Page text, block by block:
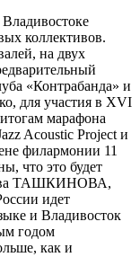
коллективов.
на двух
«Контрабанда» и
для участия в XVI
марафона
Acoustic Project и
филармонии 11
что это будет
ТАШКИНОВА,
идет
и Владивосток
годом
как и